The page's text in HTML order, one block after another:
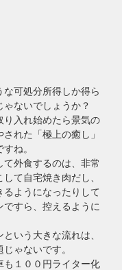
可処分所得しか得ら
ないでしょうか？
り入れ始めたら景気の
れた「極上の癒し」
ね。
て外食するのは、非常
て自宅焼き肉だし、
ようになったりして
ですら、控えるように
いう大きな流れは、
ゃないです。
も１００円ライター化